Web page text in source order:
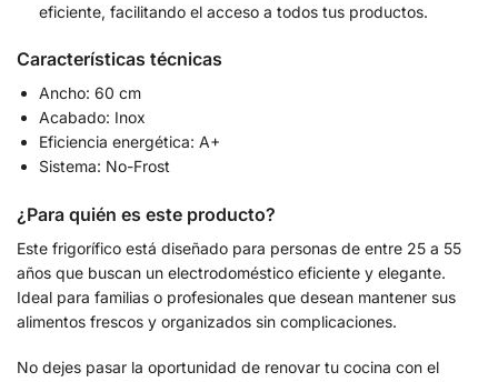
eficiente, facilitando el acceso a todos tus productos.
Características técnicas
Ancho: 60 cm
Acabado: Inox
Eficiencia energética: A+
Sistema: No-Frost
¿Para quién es este producto?
Este frigorífico está diseñado para personas de entre 25 a 55
años que buscan un electrodoméstico eficiente y elegante.
Ideal para familias o profesionales que desean mantener sus
alimentos frescos y organizados sin complicaciones.
No dejes pasar la oportunidad de renovar tu cocina con el